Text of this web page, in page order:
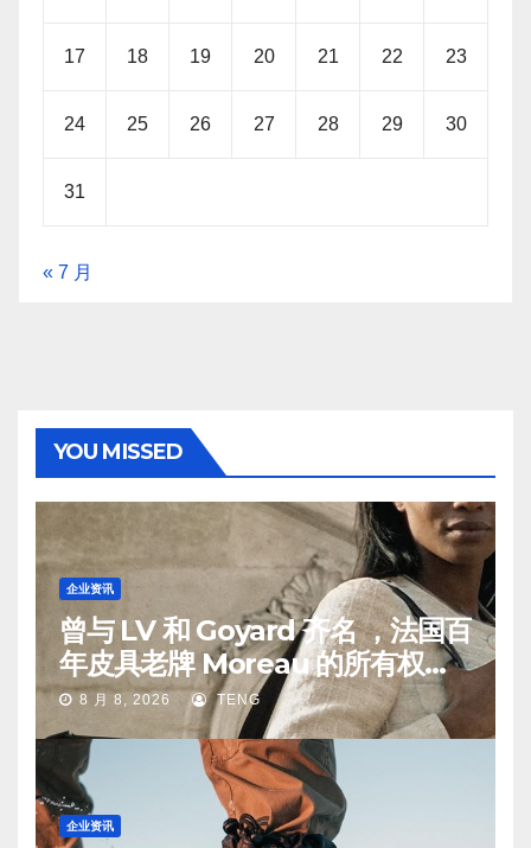
17 18 19 20 21 22 23
24 25 26 27 28 29 30
31
« 7 月
YOU MISSED
企业资讯
曾与 LV 和 Goyard 齐名 ，法国百
年皮具老牌 Moreau 的所有权易
手8 月 8, 2026 TENG
企业资讯